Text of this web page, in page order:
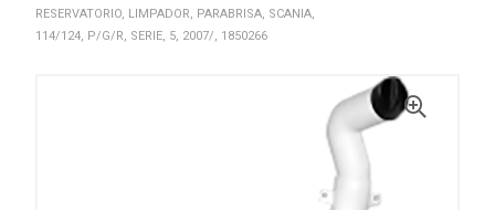
RESERVATORIO, LIMPADOR, PARABRISA, SCANIA,
114/124, P/G/R, SERIE, 5, 2007/, 1850266